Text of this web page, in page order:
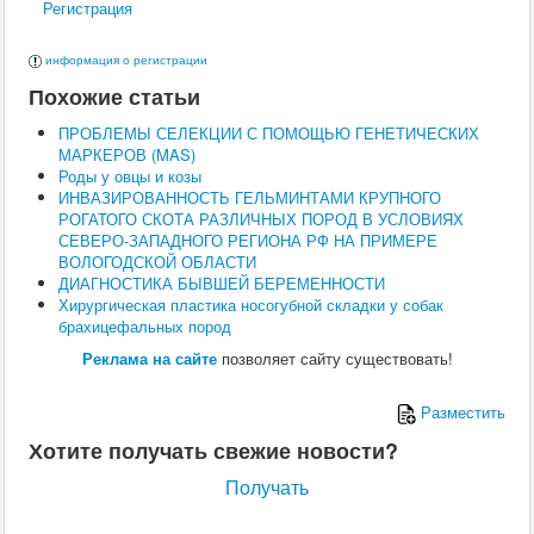
Поведение
Кошки
Ветеринария
Хирургия
Терапия
Заразные заболевания
Инфекционные заболевания
Инвазионные заболевания
Кормление
Поведение
Воспроизводство
Птицы
Ветеринария
Анатомия и физиология
Разведение
Кормление
Регистрация
информация о регистрации
Похожие статьи
ПРОБЛЕМЫ СЕЛЕКЦИИ С ПОМОЩЬЮ ГЕНЕТИЧЕСКИХ
МАРКЕРОВ (MAS)
Роды у овцы и козы
ИНВАЗИРОВАННОСТЬ ГЕЛЬМИНТАМИ КРУПНОГО
РОГАТОГО СКОТА РАЗЛИЧНЫХ ПОРОД В УСЛОВИЯХ
СЕВЕРО-ЗАПАДНОГО РЕГИОНА РФ НА ПРИМЕРЕ
ВОЛОГОДСКОЙ ОБЛАСТИ
ДИАГНОСТИКА БЫВШЕЙ БЕРЕМЕННОСТИ
Хирургическая пластика носогубной складки у собак
брахицефальных пород
Реклама на сайтепозволяет сайту существовать!
Разместить
Хотите получать свежие новости?
Получать